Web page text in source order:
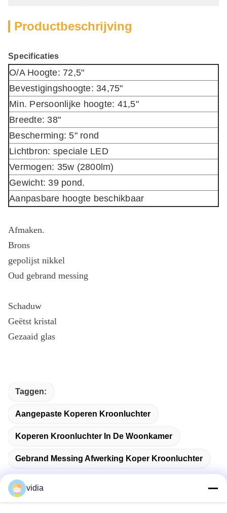
Productbeschrijving
Specificaties
O/A Hoogte: 72,5"
Bevestigingshoogte: 34,75"
Min. Persoonlijke hoogte: 41,5"
Breedte: 38"
Bescherming: 5" rond
Lichtbron: speciale LED
Vermogen: 35w (2800lm)
Gewicht: 39 pond.
Aanpasbare hoogte beschikbaar
Afmaken.
Brons
gepolijst nikkel
Oud gebrand messing
Schaduw
Geëtst kristal
Gezaaid glas
Taggen:
Aangepaste Koperen Kroonluchter
Koperen Kroonluchter In De Woonkamer
Gebrand Messing Afwerking Koper Kroonluchter
vidia